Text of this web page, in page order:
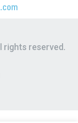
rights reserved.